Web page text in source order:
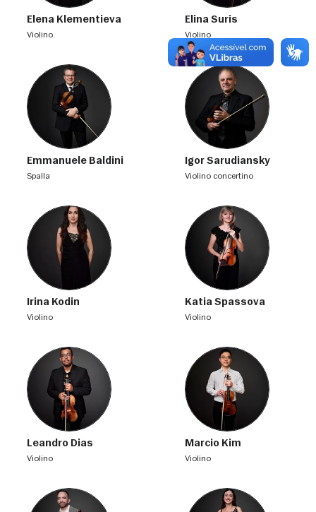
Elena Klementieva
violino
Elina Suris
violino
Emmanuele Baldini
spalla
Igor Sarudiansky
violino concertino
Irina Kodin
violino
Katia Spassova
violino
Leandro Dias
violino
Marcio Kim
violino